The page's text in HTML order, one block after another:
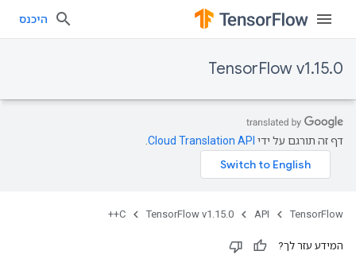
היכנס
TensorFlow v1.15.0
דף זה תורגם על ידי Cloud Translation API
TensorFlow
API
TensorFlow v1.15.0
C++
המידע עזר לך?